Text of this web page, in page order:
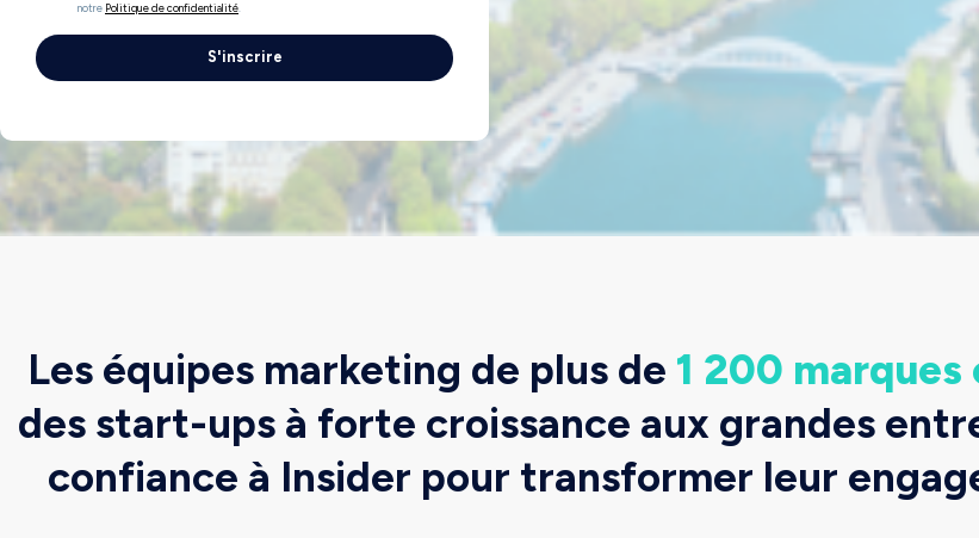
notre Politique de confidentialité
Les équipes marketing de plus de 1 200
des start-ups à forte croissance aux grandes
confiance à Insider pour transformer leur